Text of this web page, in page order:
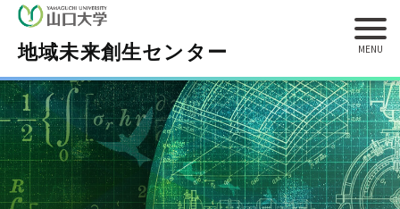
地域未来創生センター